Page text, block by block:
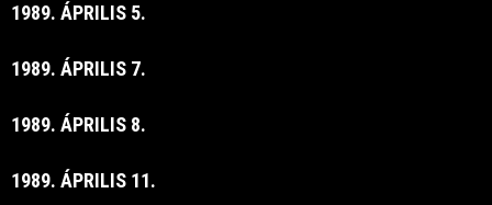
1989. ÁPRILIS 5.
1989. ÁPRILIS 7.
1989. ÁPRILIS 8.
1989. ÁPRILIS 11.